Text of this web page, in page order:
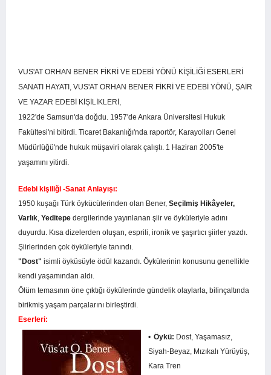
VUS'AT ORHAN BENER FİKRİ VE EDEBİ YÖNÜ KİŞİLİĞİ ESERLERİ
SANATI HAYATI, VUS'AT ORHAN BENER FİKRİ VE EDEBİ YÖNÜ, ŞAİR
VE YAZAR EDEBİ KİŞİLİKLERİ,
1922'de Samsun'da doğdu. 1957'de Ankara Üniversitesi Hukuk
Fakültesi'ni bitirdi. Ticaret Bakanlığı'nda ra­portör, Karayolları Genel
Müdürlüğü'nde hukuk müşaviri olarak çalıştı. 1 Haziran 2005'te
yaşamını yitirdi.
Edebi kişiliği -Sanat Anlayışı:
1950 kuşağı Türk öykücülerinden olan Bener, Seçilmiş Hikâyeler,
Varl ık, Yeditepe dergilerinde yayınlanan şiir ve öyküleriyle adını
duyurdu. Kısa dizelerden oluşan, esprili, ironik ve şaşırtıcı şiirler yazdı.
Şiirlerinden çok öyküleriyle tanındı.
"Dost" isimli öyküsüyle ödül kazandı. Öykülerinin ko­nusunu genellikle
kendi yaşamından aldı.
Ölüm temasının öne çıktığı öykülerinde gündelik olay­larla, bilinçaltında
birikmiş yaşam parçalarını birleştirdi.
Eserleri:
Öykü: Dost, Yaşamasız,
Siyah-Beyaz, Mızıkalı Yürü­yüş,
Kara Tren